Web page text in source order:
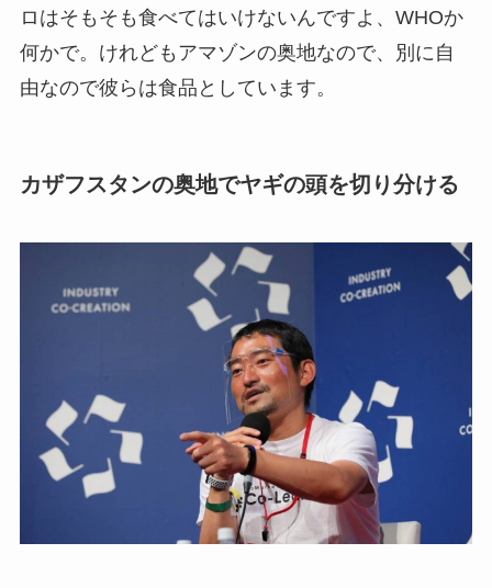
ロはそもそも食べてはいけないんですよ、WHOか
何かで。けれどもアマゾンの奥地なので、別に自
由なので彼らは食品としています。
カザフスタンの奥地でヤギの頭を切り分ける